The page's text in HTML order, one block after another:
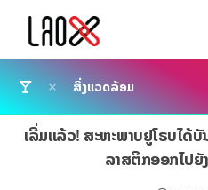
ສິ່ງແວດລ້ອມ
ເລີ່ມແລ້ວ! ສະຫະພາບ​ຢູໂຣບ​ໄດ້​
ລາສຕິກອອກ​ໄປ​ຍັ